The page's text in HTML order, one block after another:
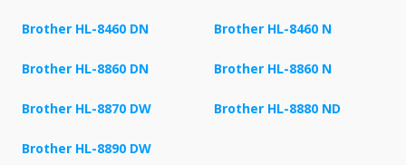
Brother HL-8460 DN Brother HL-8460 N
Brother HL-8860 DN Brother HL-8860 N
Brother HL-8870 DW Brother HL-8880 ND
Brother HL-8890 DW